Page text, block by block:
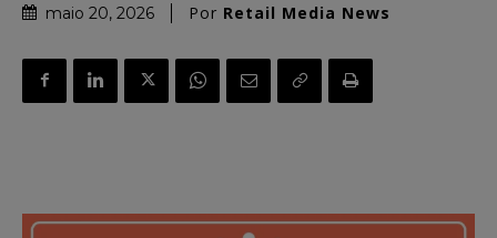
maio 20, 2026 Por Retail Media News